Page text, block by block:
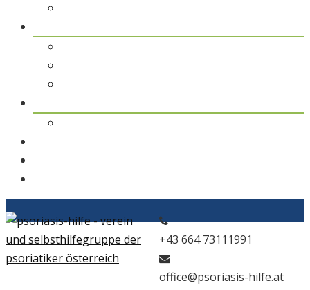
+43 664 73111991
office@psoriasis-hilfe.at